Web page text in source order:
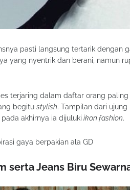
pasti langsung tertarik dengan
yang nyentrik dan berani, namun
terjaring dalam daftar orang
begitu stylish. Tampilan dari
akhirnya ia dijuluki ikon fashion.
gaya berpakian ala GD
serta Jeans Biru